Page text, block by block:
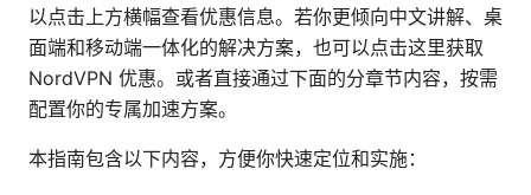
以点击上方横幅查看优惠信息。若你更倾向中文讲解、桌
面端和移动端一体化的解决方案，也可以点击这里获取
NordVPN 优惠。或者直接通过下面的分章节内容，按需
配置你的专属加速方案。
本指南包含以下内容，方便你快速定位和实施：